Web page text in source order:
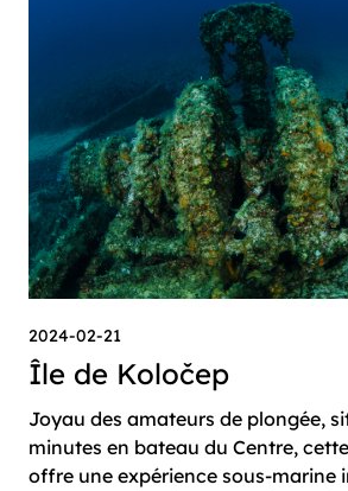
2024-02-21
Île de Koločep
Joyau des amateurs de plongée,
minutes en bateau du Centre,
offre une expérience sous-marine